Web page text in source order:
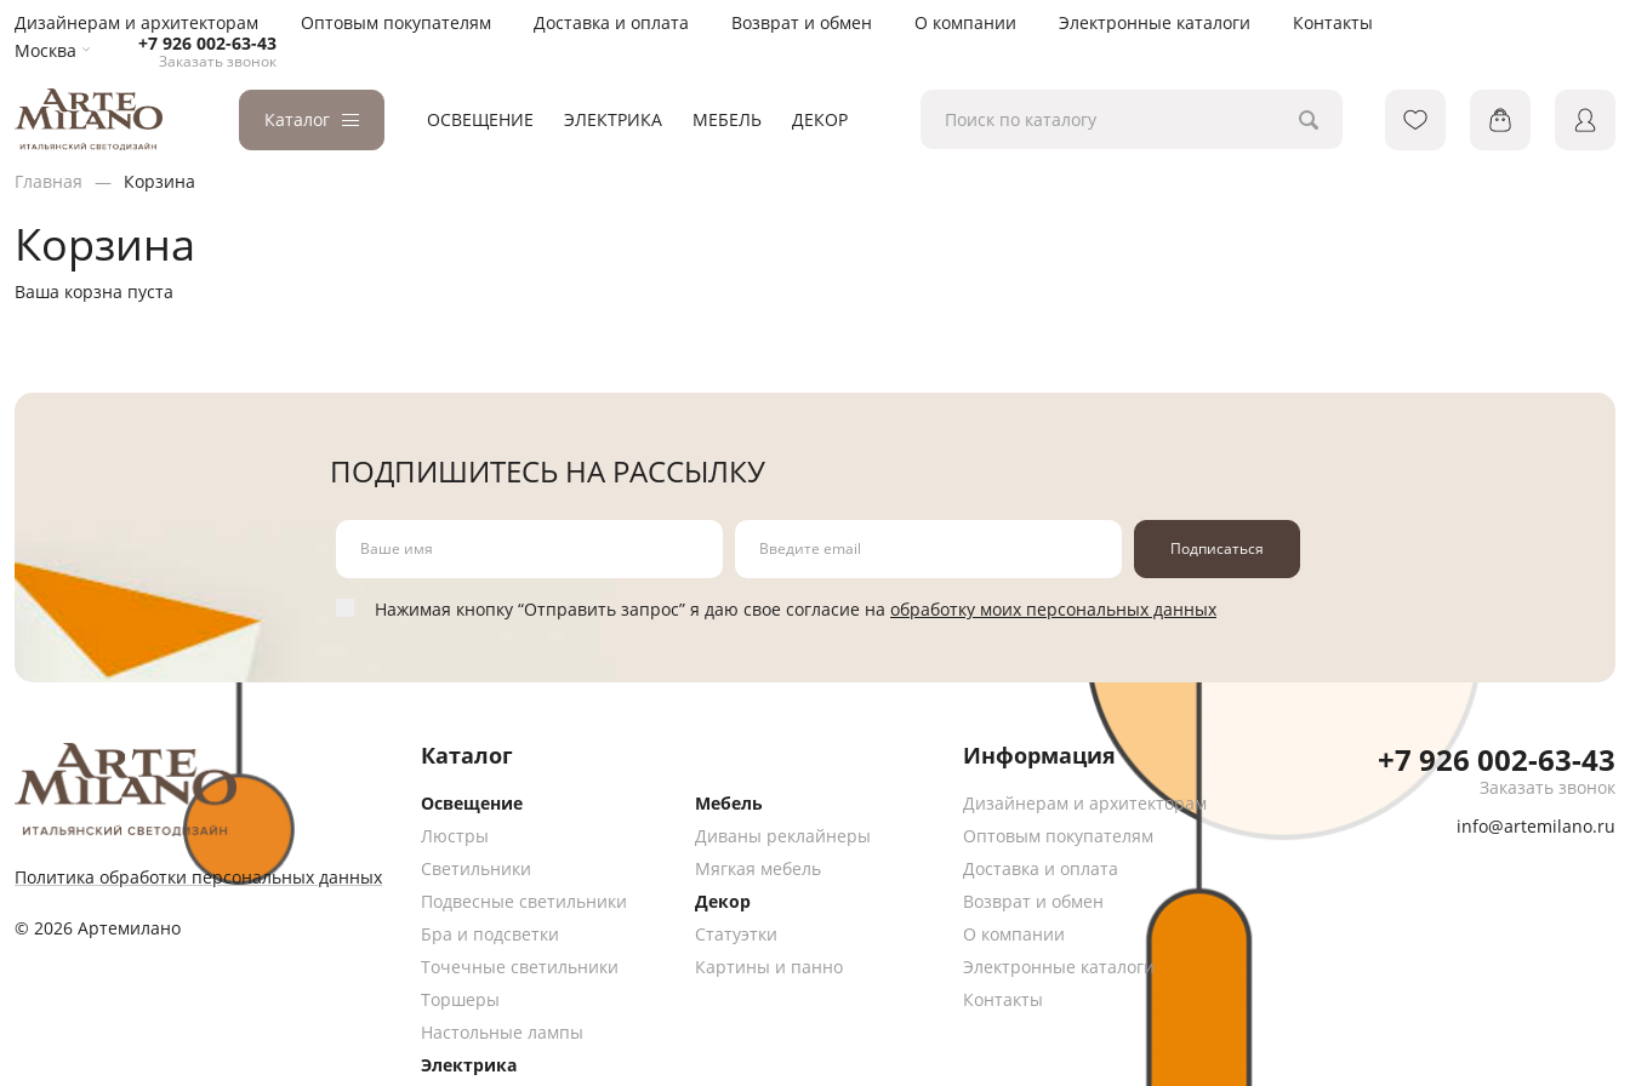
Дизайнерам и архитекторам Оптовым покупателям Доставка и оплата Возврат и обмен О компании Электронные каталоги
Контакты
Москва
+7 926 002-63-43
Заказать звонок
Каталог ОСВЕЩЕНИЕ ЭЛЕКТРИКА МЕБЕЛЬ ДЕКОР
Главная Корзина
Корзина
Ваша корзна пуста
ПОДПИШИТЕСЬ НА РАССЫЛКУ
Подписаться
Нажимая кнопку “Отправить запрос” я даю свое согласие на обработку моих персональных данных
Политика обработки персональных данных
© 2026 Артемилано
Каталог
Освещение
Люстры
Светильники
Подвесные светильники
Бра и подсветки
Точечные светильники
Торшеры
Настольные лампы
Электрика
Мебель
Диваны реклайнеры
Мягкая мебель
Декор
Статуэтки
Картины и панно
Информация
Дизайнерам и архитекторам
Оптовым покупателям
Доставка и оплата
Возврат и обмен
О компании
Электронные каталоги
Контакты
+7 926 002-63-43
Заказать звонок
info@artemilano.ru